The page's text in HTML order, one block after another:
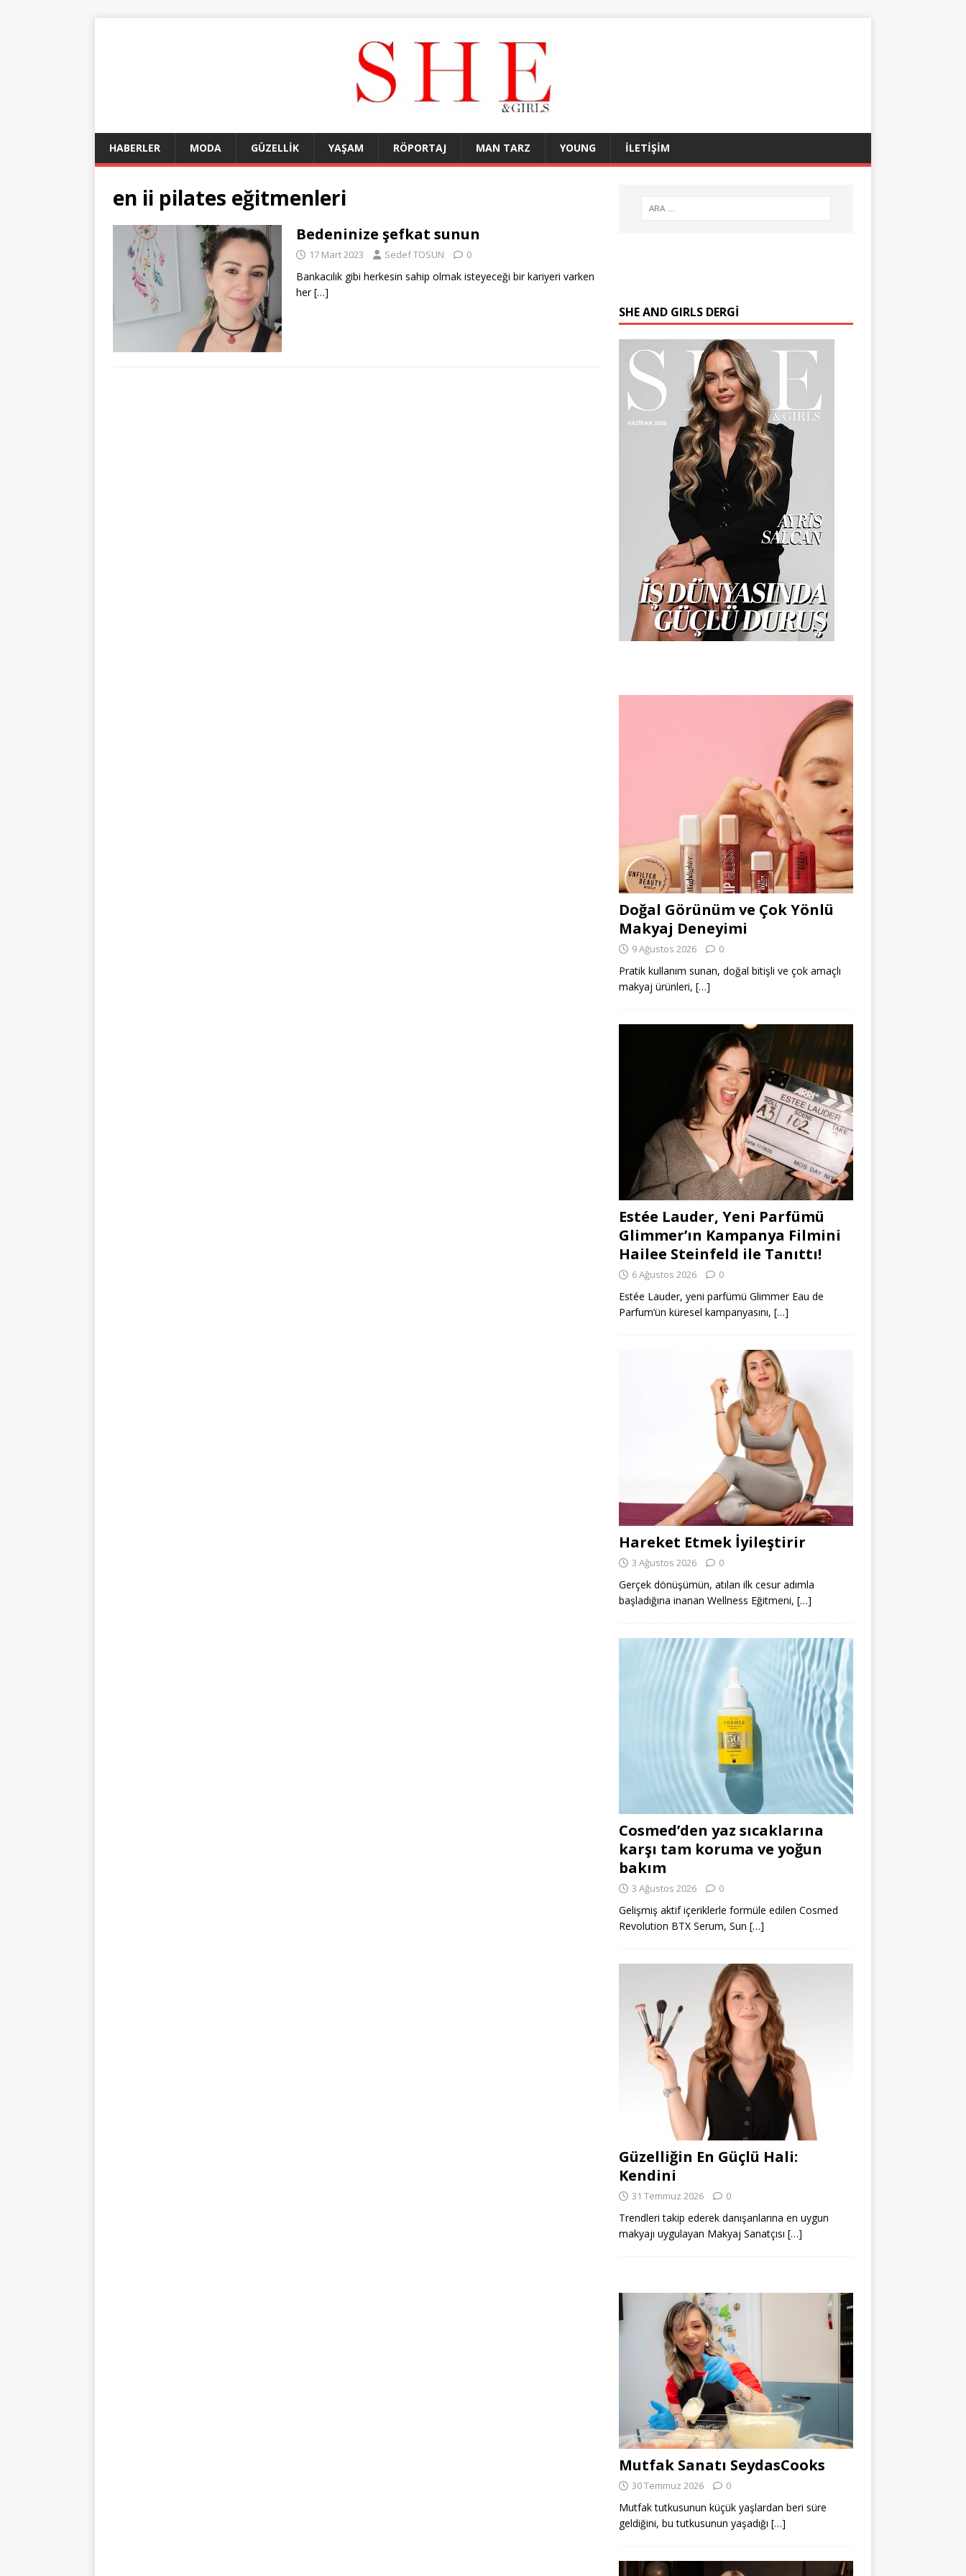
HABERLER MODA GÜZELLİK YAŞAM RÖPORTAJ MAN TARZ YOUNG İLETİŞİM
en ii pilates eğitmenleri
Bedeninize şefkat sunun
17 Mart 2023 Sedef TOSUN 0
Bankacılık gibi herkesin sahip olmak isteyeceği bir kariyeri varken
her[…]
SHE AND GIRLS DERGİ
Doğal Görünüm ve Çok Yönlü
Makyaj Deneyimi
9 Ağustos 2026 0
Pratik kullanım sunan, doğal bitişli ve çok amaçlı
makyaj ürünleri, […]
Estée Lauder, Yeni Parfümü
Glimmer’ın Kampanya Filmini
Hailee Steinfeld ile Tanıttı!
6 Ağustos 2026 0
Estée Lauder, yeni parfümü Glimmer Eau de
Parfum’ün küresel kampanyasını, […]
Hareket Etmek İyileştirir
3 Ağustos 2026 0
Gerçek dönüşümün, atılan ilk cesur adımla
başladığına inanan Wellness Eğitmeni, […]
Cosmed’den yaz sıcaklarına
karşı tam koruma ve yoğun
bakım
3 Ağustos 2026 0
Gelişmiş aktif içeriklerle formüle edilen Cosmed
Revolution BTX Serum, Sun […]
Güzelliğin En Güçlü Hali:
Kendini
31 Temmuz 2026 0
Trendleri takip ederek danışanlarına en uygun
makyajı uygulayan Makyaj Sanatçısı […]
Mutfak Sanatı SeydasCooks
30 Temmuz 2026 0
Mutfak tutkusunun küçük yaşlardan beri süre
geldiğini, bu tutkusunun yaşadığı […]